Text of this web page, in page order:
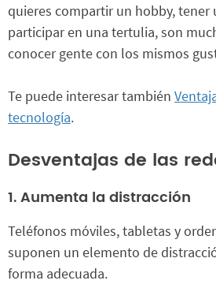
quieres compartir un hobby, tener
participar en una tertulia, son
conocer gente con los mismos
Te puede interesar también
tecnología.
Desventajas de las
1. Aumenta la distracción
Teléfonos móviles, tabletas y
suponen un elemento de
forma adecuada.